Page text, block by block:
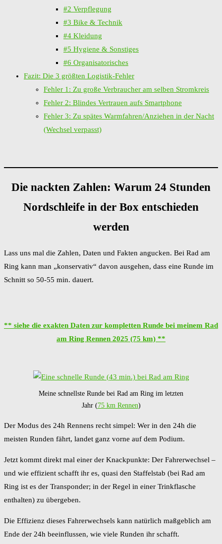
#2 Verpflegung
#3 Bike & Technik
#4 Kleidung
#5 Hygiene & Sonstiges
#6 Organisatorisches
Fazit: Die 3 größten Logistik-Fehler
Fehler 1: Zu große Verbraucher am selben Stromkreis
Fehler 2: Blindes Vertrauen aufs Smartphone
Fehler 3: Zu spätes Warmfahren/Anziehen in der Nacht
(Wechsel verpasst)
Die nackten Zahlen: Warum 24 Stunden
Nordschleife in der Box entschieden
werden
Lass uns mal die Zahlen, Daten und Fakten angucken. Bei Rad am
Ring kann man „konservativ“ davon ausgehen, dass eine Runde im
Schnitt so 50-55 min. dauert.
** siehe die exakten Daten zur kompletten Runde bei meinem Rad
am Ring Rennen 2025 (75 km) **
Meine schnellste Runde bei Rad am Ring im letzten
Jahr (75 km Rennen)
Der Modus des 24h Rennens recht simpel: Wer in den 24h die
meisten Runden fährt, landet ganz vorne auf dem Podium.
Jetzt kommt direkt mal einer der Knackpunkte: Der Fahrerwechsel –
und wie effizient schafft ihr es, quasi den Staffelstab (bei Rad am
Ring ist es der Transponder; in der Regel in einer Trinkflasche
enthalten) zu übergeben.
Die Effizienz dieses Fahrerwechsels kann natürlich maßgeblich am
Ende der 24h beeinflussen, wie viele Runden ihr schafft.